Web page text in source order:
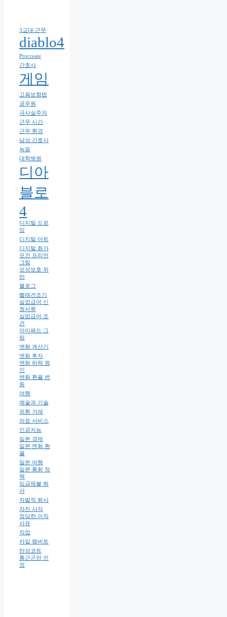
3교대 근무
diablo4
Procreate
간호사
게임
고용보험법
공무원
극사실주의
근무 시간
근무 환경
남성 간호사
녹음
대학병원
디아
블로
4
디지털 드로
잉
디지털 아트
디지털 화가
모건 프리먼
그림
모성보호 위
반
블로그
빨래건조기
실업급여 신
청서류
실업급여 조
건
아이패드 그
림
엔화 계산기
엔화 투자
엔화 하락 원
인
엔화 환율 변
동
여행
예술과 기술
외환 거래
의료 서비스
인공지능
일본 경제
일본 엔화 환
율
일본 여행
일본 통화 정
책
임금체불 퇴
사
자발적 퇴사
자진 사직
정당한 이직
사유
직업
카일 램버트
탄성코트
통근곤란 인
정